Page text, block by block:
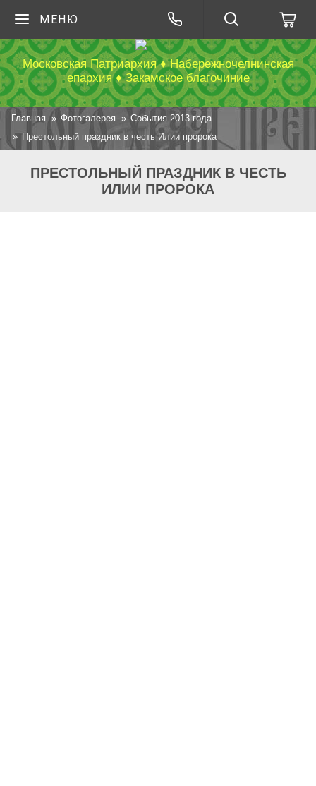
МЕНЮ
Московская Патриархия ♦ Набережночелнинская
епархия ♦ Закамское благочиние
Главная Фотогалерея
События 2013 года
Престольный праздник в честь Илии пророка
ПРЕСТОЛЬНЫЙ ПРАЗДНИК В ЧЕСТЬ
ИЛИИ ПРОРОКА